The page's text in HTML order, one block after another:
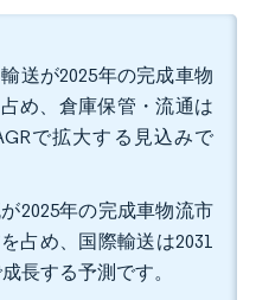
送が2025年の完成車物
め、倉庫保管・流通は
で拡大する見込みで
2025年の完成車物流市
占め、国際輸送は2031
長する予測です。